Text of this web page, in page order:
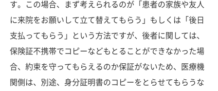
す。この場合、まず考えられるのが「患者の家族や友人
に来院をお願いして立て替えてもらう」もしくは「後日
支払ってもらう」という方法ですが、後者に関しては、
保険証不携帯でコピーなどもとることができなかった場
合、約束を守ってもらえるのか保証がないため、医療機
関側は、別途、身分証明書のコピーをとらせてもらうな